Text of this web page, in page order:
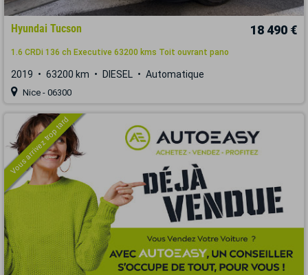
Hyundai Tucson 18 490 €
1.6 CRDi 136 ch Executive 63200 kms Toit ouvrant pano
2019 63200 km DIESEL Automatique
Nice - 06300
Vous arrivez trop tard